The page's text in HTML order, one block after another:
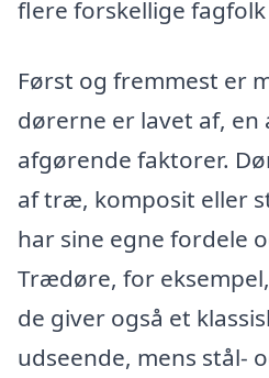
flere forskellige
Først og fremmest er
dørerne er lavet af, en
afgørende faktorer.
af træ, komposit eller
har sine egne fordele
Trædøre, for
de giver også et
udseende, mens stål-